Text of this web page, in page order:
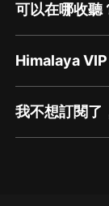
可以在哪收聽
Himalaya VIP
我不想訂閱了